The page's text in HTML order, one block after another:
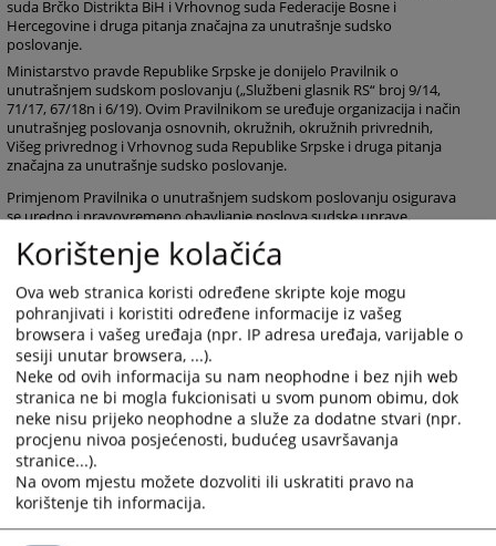
suda Brčko Distrikta BiH i Vrhovnog suda Federacije Bosne i
Hercegovine i druga pitanja značajna za unutrašnje sudsko
poslovanje.
Ministarstvo pravde Republike Srpske je donijelo Pravilnik o
unutrašnjem sudskom poslovanju („Službeni glasnik RS“ broj 9/14,
71/17, 67/18n i 6/19). Ovim Pravilnikom se uređuje organizacija i način
unutrašnjeg poslovanja osnovnih, okružnih, okružnih privrednih,
Višeg privrednog i Vrhovnog suda Republike Srpske i druga pitanja
značajna za unutrašnje sudsko poslovanje.
Primjenom Pravilnika o unutrašnjem sudskom poslovanju osigurava
se uredno i pravovremeno obavljanje poslova sudske uprave,
poslovanje sudova.
Pravilnik o unutrašnjem sudskom poslovanju (FBiH i
BDBiH)
968PREGLEDA
Korištenje kolačića
Ova web stranica koristi određene skripte koje mogu
pohranjivati i koristiti određene informacije iz vašeg
browsera i vašeg uređaja (npr. IP adresa uređaja, varijable o
sesiji unutar browsera, ...).
Neke od ovih informacija su nam neophodne i bez njih web
stranica ne bi mogla fukcionisati u svom punom obimu, dok
neke nisu prijeko neophodne a služe za dodatne stvari (npr.
procjenu nivoa posjećenosti, budućeg usavršavanja
stranice...).
Na ovom mjestu možete dozvoliti ili uskratiti pravo na
korištenje tih informacija.